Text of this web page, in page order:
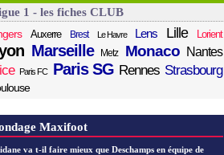
1 - les fiches CLUB
Auxerre Brest Le Havre Lens Lille Lorient
Marseille Metz Monaco Nantes
Paris FC Paris SG Rennes Strasbourg
Maxifoot
va t-il faire mieux que Deschamps en équipe de